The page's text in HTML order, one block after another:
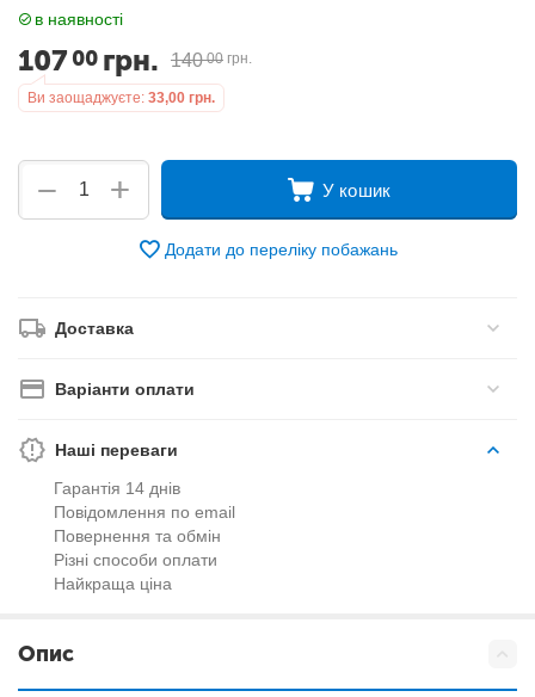
в наявності
107 00 грн. 140 00 грн.
Ви заощаджуєте: 33,00 грн.
+
− У кошик
Додати до переліку побажань
Доставка
Варіанти оплати
Наші переваги
Гарантія 14 днів
Повідомлення по email
Повернення та обмін
Різні способи оплати
Найкраща ціна
Опис